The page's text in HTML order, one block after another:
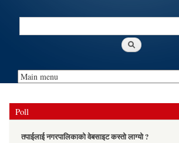
Search
Poll
तपाईलाई नगरपालिकाको वेबसाइट कस्तो लाग्यो ?